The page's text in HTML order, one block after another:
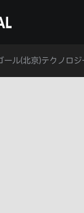
ル(北京)テクノロジ